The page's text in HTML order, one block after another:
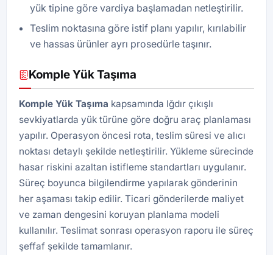
yük tipine göre vardiya başlamadan netleştirilir.
Teslim noktasına göre istif planı yapılır, kırılabilir
ve hassas ürünler ayrı prosedürle taşınır.
Komple Yük Taşıma
Komple Yük Taşıma kapsamında Iğdır çıkışlı
sevkiyatlarda yük türüne göre doğru araç planlaması
yapılır. Operasyon öncesi rota, teslim süresi ve alıcı
noktası detaylı şekilde netleştirilir. Yükleme sürecinde
hasar riskini azaltan istifleme standartları uygulanır.
Süreç boyunca bilgilendirme yapılarak gönderinin
her aşaması takip edilir. Ticari gönderilerde maliyet
ve zaman dengesini koruyan planlama modeli
kullanılır. Teslimat sonrası operasyon raporu ile süreç
şeffaf şekilde tamamlanır.